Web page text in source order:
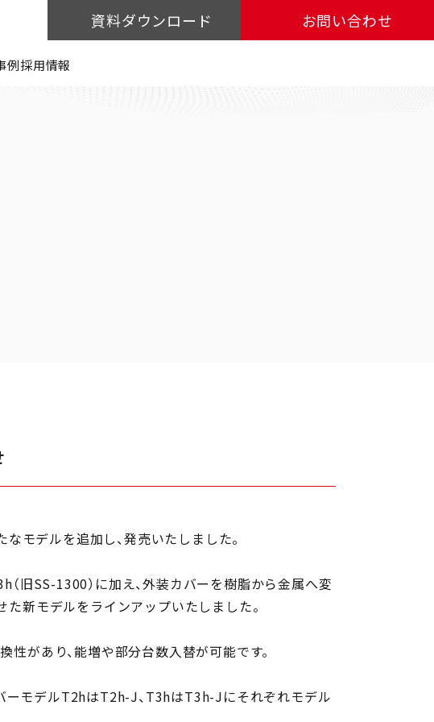
例採用情報
資料ダウンロード お問い合わせ
モデルを追加し、発売いたしました。
旧SS-1300）に加え、外装カバーを樹脂から金属へ変
新モデルをラインアップいたしました。
性があり、能増や部分台数入替が可能です。
ーモデルT2hはT2h-J、T3hはT3h-Jにそれぞれモデル